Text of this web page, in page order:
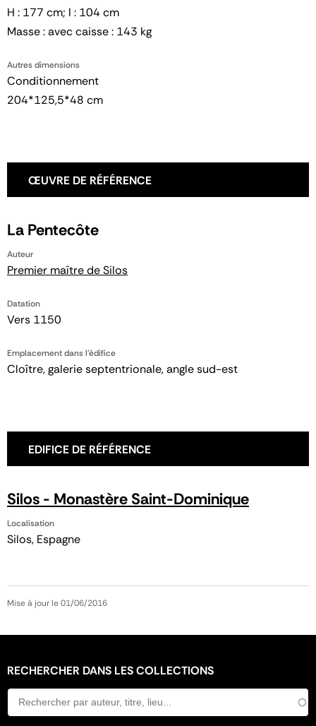
H : 177 cm; l : 104 cm
Masse : avec caisse : 143 kg
Autres dimensions
Conditionnement
204*125,5*48 cm
ŒUVRE DE RÉFÉRENCE
La Pentecôte
Auteur
Premier maître de Silos
Datation
Vers 1150
Emplacement dans l'édifice
Cloître, galerie septentrionale, angle sud-est
EDIFICE DE RÉFÉRENCE
Silos - Monastère Saint-Dominique
Localisation
Silos, Espagne
Mise à jour le 01/06/2016
RECHERCHER DANS LES COLLECTIONS